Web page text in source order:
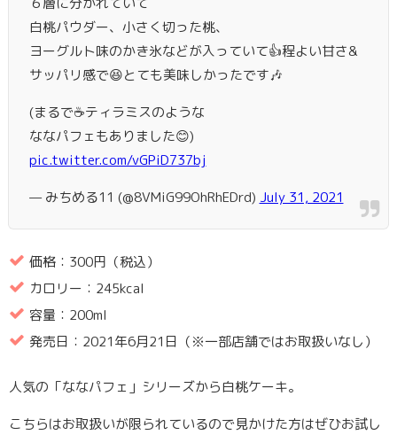
白桃パウダー、小さく切った桃、
ヨーグルト味のかき氷などが入っていて👍️程よい甘さ&
サッパリ感で😆とても美味しかったです🎶
(まるで☕ティラミスのような
ななパフェもありました😊)
pic.twitter.com/vGPiD737bj
— みちめる11 (@8VMiG99OhRhEDrd) July 31, 2021
価格：300円（税込）
カロリー：245kcal
容量：200ml
発売日：2021年6月21日（※一部店舗ではお取扱いなし）
人気の「ななパフェ」シリーズから白桃ケーキ。
こちらはお取扱いが限られているので見かけた方はぜひお試し